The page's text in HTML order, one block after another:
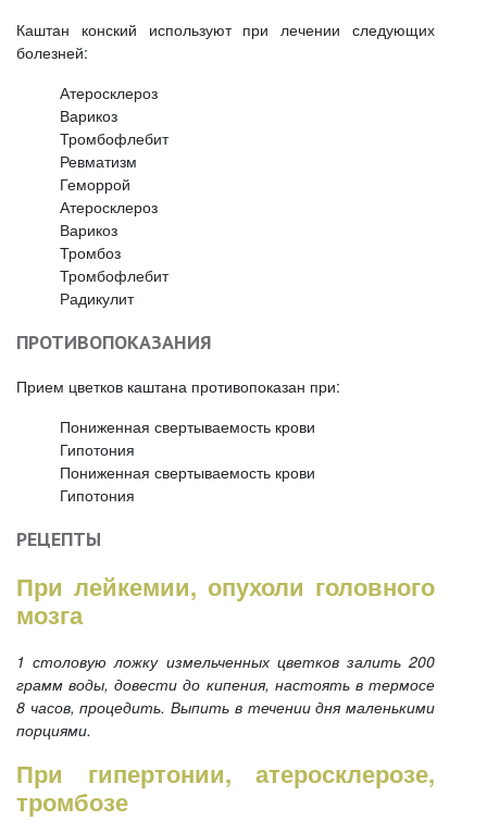
Каштан конский используют при лечении следующих
болезней:
Атеросклероз
Варикоз
Тромбофлебит
Ревматизм
Геморрой
Атеросклероз
Варикоз
Тромбоз
Тромбофлебит
Радикулит
ПРОТИВОПОКАЗАНИЯ
Прием цветков каштана противопоказан при:
Пониженная свертываемость крови
Гипотония
Пониженная свертываемость крови
Гипотония
РЕЦЕПТЫ
При лейкемии, опухоли головного
мозга
1 столовую ложку измельченных цветков залить 200
грамм воды, довести до кипения, настоять в термосе
8 часов, процедить. Выпить в течении дня маленькими
порциями.
При гипертонии, атеросклерозе,
тромбозе